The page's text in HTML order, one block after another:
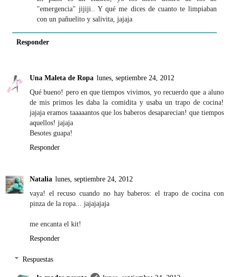
"emergencia" jijiji.. Y qué me dices de cuanto te limpiaban
con un pañuelito y salivita, jajaja
Responder
Una Maleta de Ropa lunes, septiembre 24, 2012
Qué bueno! pero en que tiempos vivimos, yo recuerdo que a aluno
de mis primos les daba la comidita y usaba un trapo de cocina!
jajaja eramos taaaaantos que los baberos desaparecian! que tiempos
aquellos! jajaja
Besotes guapa!
Responder
Natalia lunes, septiembre 24, 2012
vaya! el recuso cuando no hay baberos: el trapo de cocina con
pinza de la ropa... jajajajaja
me encanta el kit!
Responder
Respuestas